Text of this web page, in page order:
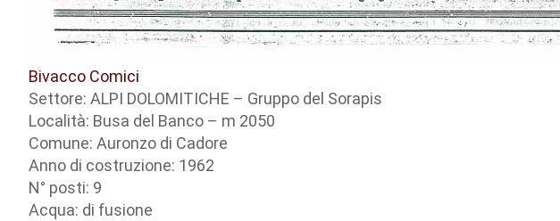
Bivacco Comici
Settore: ALPI DOLOMITICHE – Gruppo del Sorapis
Località: Busa del Banco – m 2050
Comune: Auronzo di Cadore
Anno di costruzione: 1962
N° posti: 9
Acqua: di fusione